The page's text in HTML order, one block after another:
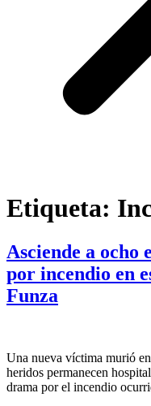
Etiqueta:
Asciende a ocho
por incendio en
Funza
Una nueva víctima murió
heridos permanecen
drama por el incendio